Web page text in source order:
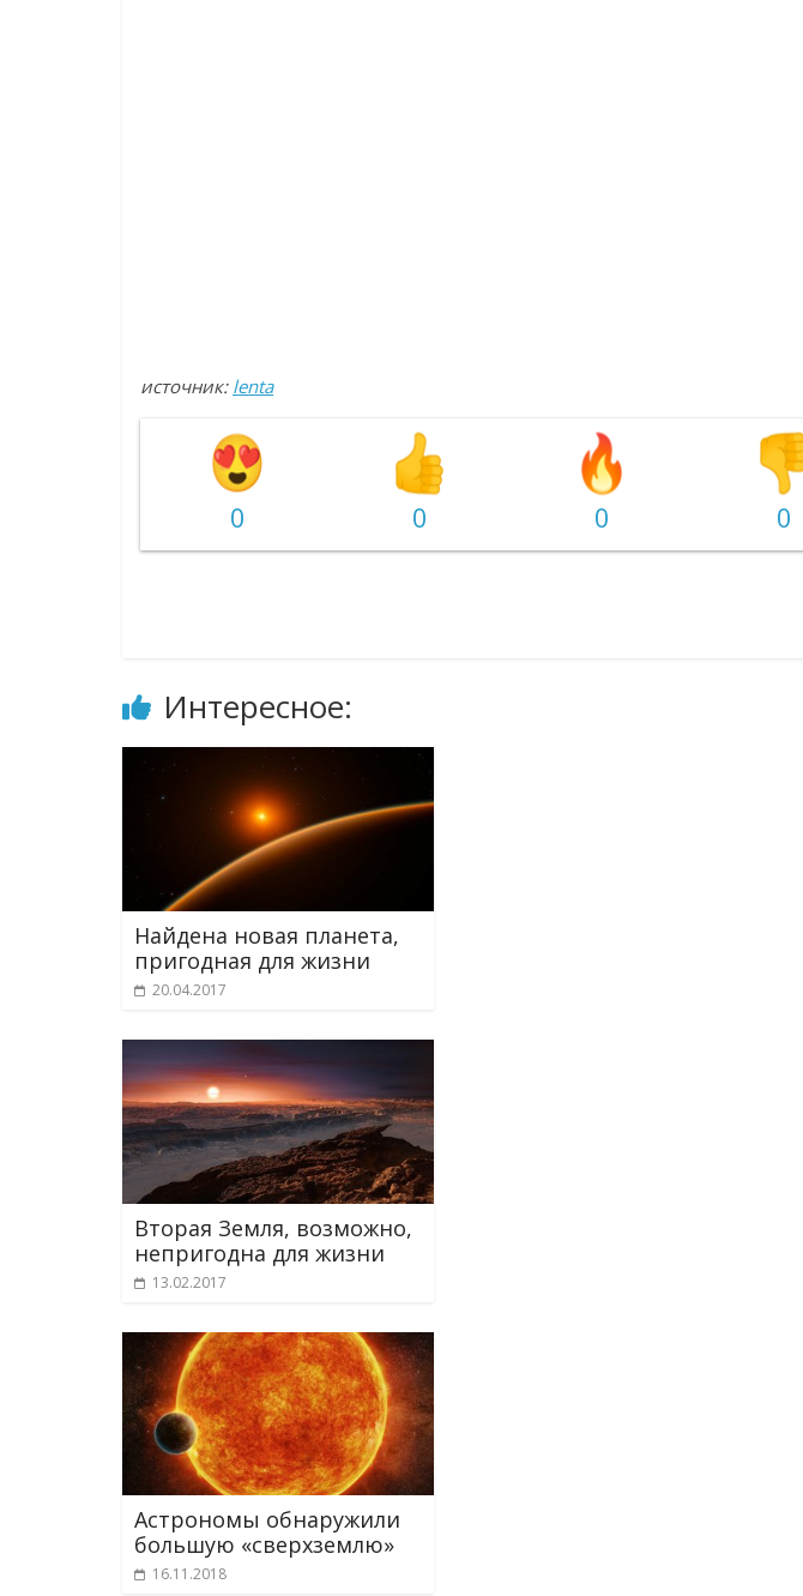
источник: lenta
0 0 0 0
Интересное:
Найдена новая планета,
пригодная для жизни
20.04.2017
Вторая Земля, возможно,
непригодна для жизни
13.02.2017
Астрономы обнаружили
большую «сверхземлю»
16.11.2018